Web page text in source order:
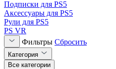
Подписки для PS5
Аксессуары для PS5
Рули для PS5
PS VR
Фильтры Сбросить
Категория
Все категории